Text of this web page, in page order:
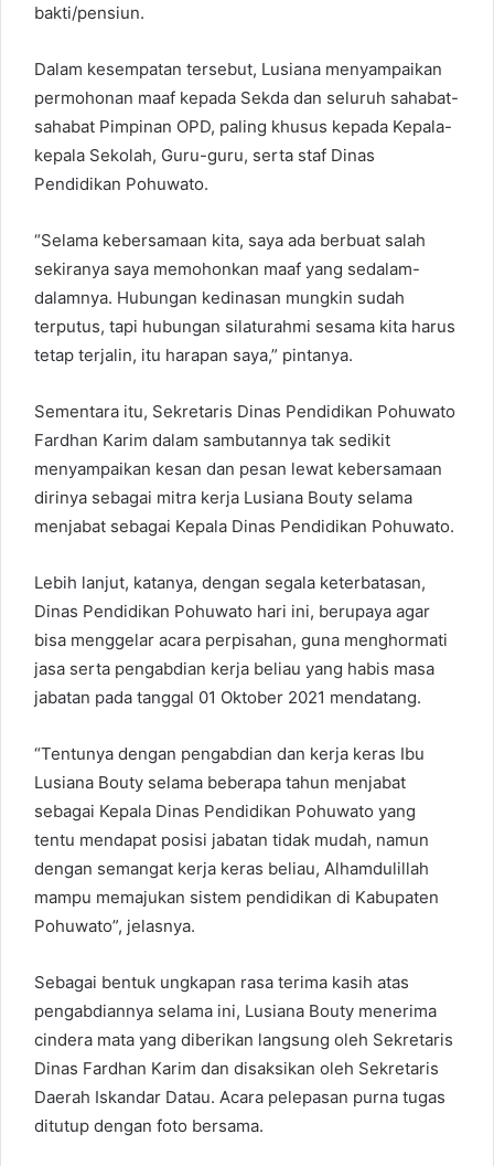
bakti/pensiun.
Dalam kesempatan tersebut, Lusiana menyampaikan
permohonan maaf kepada Sekda dan seluruh sahabat-
sahabat Pimpinan OPD, paling khusus kepada Kepala-
kepala Sekolah, Guru-guru, serta staf Dinas
Pendidikan Pohuwato.
“Selama kebersamaan kita, saya ada berbuat salah
sekiranya saya memohonkan maaf yang sedalam-
dalamnya. Hubungan kedinasan mungkin sudah
terputus, tapi hubungan silaturahmi sesama kita harus
tetap terjalin, itu harapan saya,” pintanya.
Sementara itu, Sekretaris Dinas Pendidikan Pohuwato
Fardhan Karim dalam sambutannya tak sedikit
menyampaikan kesan dan pesan lewat kebersamaan
dirinya sebagai mitra kerja Lusiana Bouty selama
menjabat sebagai Kepala Dinas Pendidikan Pohuwato.
Lebih lanjut, katanya, dengan segala keterbatasan,
Dinas Pendidikan Pohuwato hari ini, berupaya agar
bisa menggelar acara perpisahan, guna menghormati
jasa serta pengabdian kerja beliau yang habis masa
jabatan pada tanggal 01 Oktober 2021 mendatang.
“Tentunya dengan pengabdian dan kerja keras Ibu
Lusiana Bouty selama beberapa tahun menjabat
sebagai Kepala Dinas Pendidikan Pohuwato yang
tentu mendapat posisi jabatan tidak mudah, namun
dengan semangat kerja keras beliau, Alhamdulillah
mampu memajukan sistem pendidikan di Kabupaten
Pohuwato”, jelasnya.
Sebagai bentuk ungkapan rasa terima kasih atas
pengabdiannya selama ini, Lusiana Bouty menerima
cindera mata yang diberikan langsung oleh Sekretaris
Dinas Fardhan Karim dan disaksikan oleh Sekretaris
Daerah Iskandar Datau. Acara pelepasan purna tugas
ditutup dengan foto bersama.